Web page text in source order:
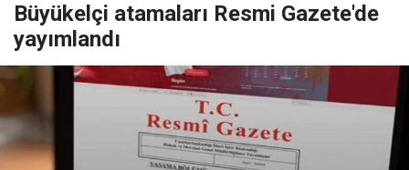
Büyükelçi atamaları Resmi Gazete'de
yayımlandı